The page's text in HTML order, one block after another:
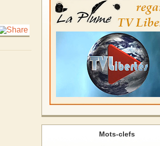
Mots-clefs